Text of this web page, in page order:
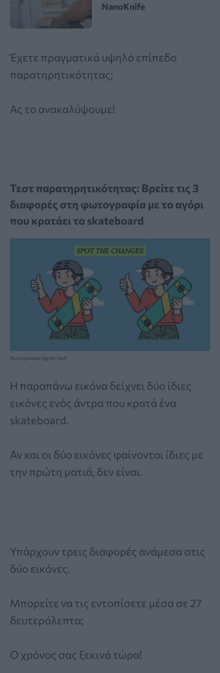
NanoKnife
Έχετε πραγματικά υψηλό επίπεδο
παρατηρητικότητας;
Ας το ανακαλύψουμε!
Τεστ παρατηρητικότητας: Βρείτε τις 3
διαφορές στη φωτογραφία με το αγόρι
που κρατάει το skateboard
Φωτογραφία: Jagran Josh
Η παραπάνω εικόνα δείχνει δύο ίδιες
εικόνες ενός άντρα που κρατά ένα
skateboard.
Αν και οι δύο εικόνες φαίνονται ίδιες με
την πρώτη ματιά, δεν είναι.
Υπάρχουν τρεις διαφορές ανάμεσα στις
δύο εικόνες.
Μπορείτε να τις εντοπίσετε μέσα σε 27
δευτερόλεπτα;
Ο χρόνος σας ξεκινά τώρα!